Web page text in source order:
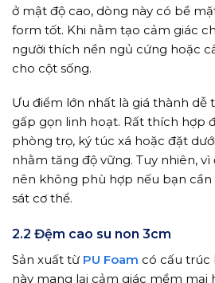
ở mật độ cao, dòng này có bề
form tốt. Khi nằm tạo cảm giác
người thích nền ngủ cứng hoặc
cho cột sống.
Ưu điểm lớn nhất là giá thành dễ
gấp gọn linh hoạt. Rất thích hợp
phòng trọ, ký túc xá hoặc đặt
nhằm tăng độ vững. Tuy nhiên,
nên không phù hợp nếu bạn
sát cơ thể.
2.2 Đệm cao su non 3cm
Sản xuất từ PU Foam có cấu trúc
này mang lại cảm giác mềm mại